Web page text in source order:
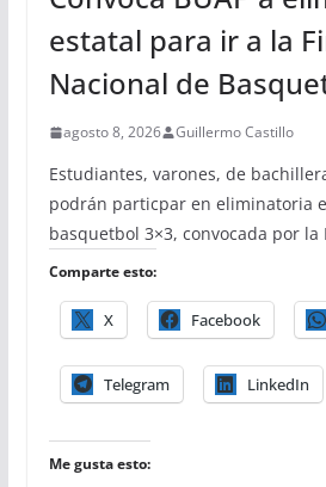
estatal para ir a la
Nacional de
agosto 8, 2026 Guillermo Castillo
Estudiantes, varones, de
podrán particpar en eliminatoria
basquetbol 3×3, convocada por la
Comparte esto:
X Facebook
Telegram LinkedIn
Me gusta esto: